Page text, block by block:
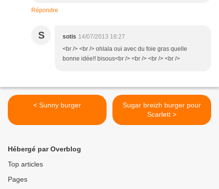
Répondre
S sotis 14/07/2013 18:27
<br /> <br /> ohlala oui avec du foie gras quelle
bonne idée!! bisous<br /> <br /> <br /> <br />
< Sunny burger
Sugar breizh burger pour
Scarlett >
Hébergé par Overblog
Top articles
Pages